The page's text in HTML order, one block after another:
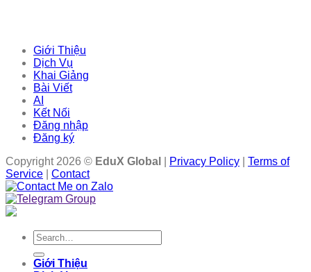
Giới Thiệu
Dịch Vụ
Khai Giảng
Bài Viết
AI
Kết Nối
Đăng nhập
Đăng ký
Copyright 2026 © EduX Global Privacy Policy
Terms of
Service
Contact
Search
for:
Giới Thiệu